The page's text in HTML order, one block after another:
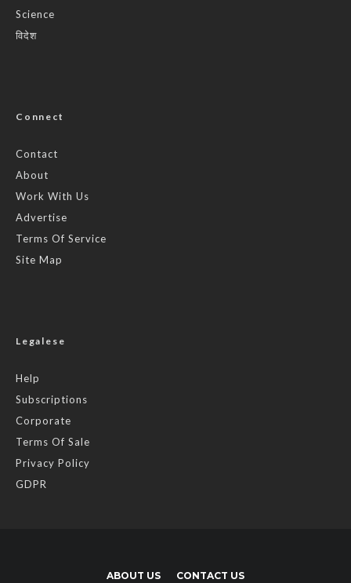
Science
विदेश
Connect
Contact
About
Work With Us
Advertise
Terms Of Service
Site Map
Legalese
Help
Subscriptions
Corporate
Terms Of Sale
Privacy Policy
GDPR
ABOUT US CONTACT US